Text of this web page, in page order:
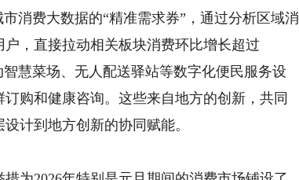
消费大数据的“精准需求券”，通过分析区域消
，直接拉动相关板块消费环比增长超过
慧菜场、无人配送驿站等数字化便民服务设
购和健康咨询。这些来自地方的创新，共同
计到地方创新的协同赋能。